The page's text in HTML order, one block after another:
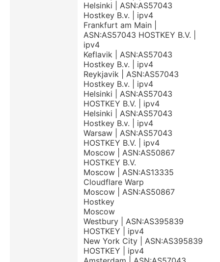
Helsinki | ASN:AS57043
Hostkey B.v. | ipv4
Frankfurt am Main |
ASN:AS57043 HOSTKEY B.V. |
ipv4
Keflavik | ASN:AS57043
Hostkey B.v. | ipv4
Reykjavik | ASN:AS57043
Hostkey B.v. | ipv4
Helsinki | ASN:AS57043
HOSTKEY B.V. | ipv4
Helsinki | ASN:AS57043
Hostkey B.v. | ipv4
Warsaw | ASN:AS57043
HOSTKEY B.V. | ipv4
Moscow | ASN:AS50867
HOSTKEY B.V.
Moscow | ASN:AS13335
Cloudflare Warp
Moscow | ASN:AS50867
Hostkey
Moscow
Westbury | ASN:AS395839
HOSTKEY | ipv4
New York City | ASN:AS395839
HOSTKEY | ipv4